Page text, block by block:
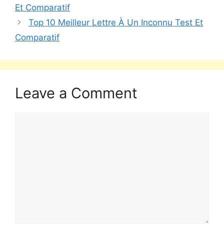
Et Comparatif
Top 10 Meilleur Lettre À Un Inconnu Test Et
Comparatif
Leave a Comment